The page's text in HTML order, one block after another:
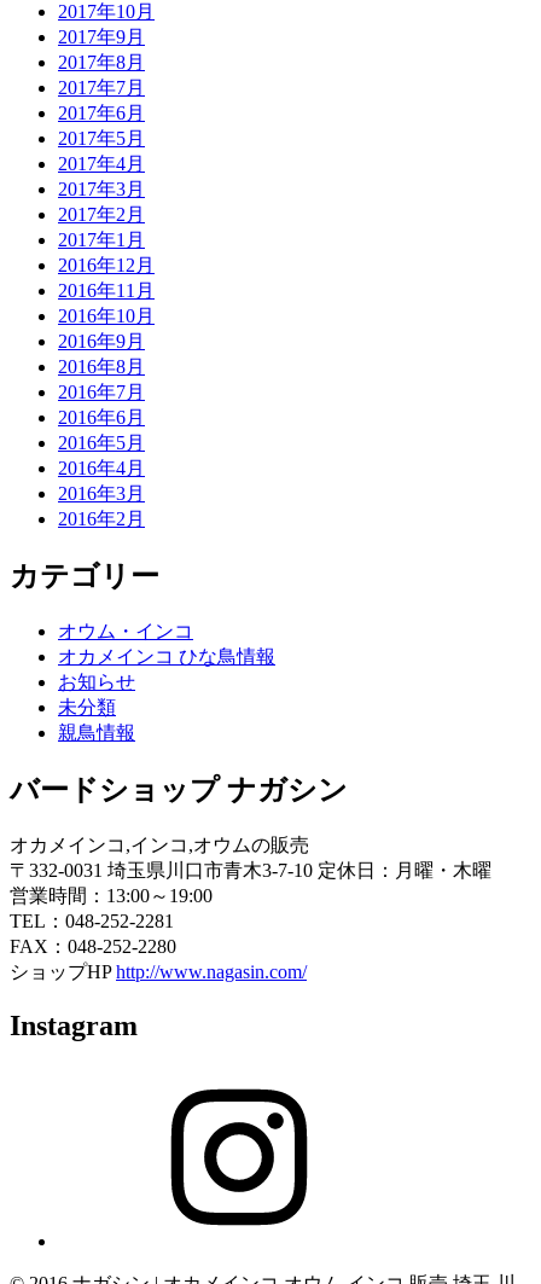
2017年10月
2017年9月
2017年8月
2017年7月
2017年6月
2017年5月
2017年4月
2017年3月
2017年2月
2017年1月
2016年12月
2016年11月
2016年10月
2016年9月
2016年8月
2016年7月
2016年6月
2016年5月
2016年4月
2016年3月
2016年2月
カテゴリー
オウム・インコ
オカメインコ ひな鳥情報
お知らせ
未分類
親鳥情報
バードショップ ナガシン
オカメインコ,インコ,オウムの販売
〒332-0031 埼玉県川口市青木3-7-10 定休日：月曜・木曜
営業時間：13:00～19:00
TEL：048-252-2281
FAX：048-252-2280
ショップHPhttp://www.nagasin.com/
Instagram